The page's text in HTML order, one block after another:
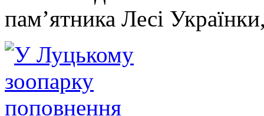
пам’ятника Лесі